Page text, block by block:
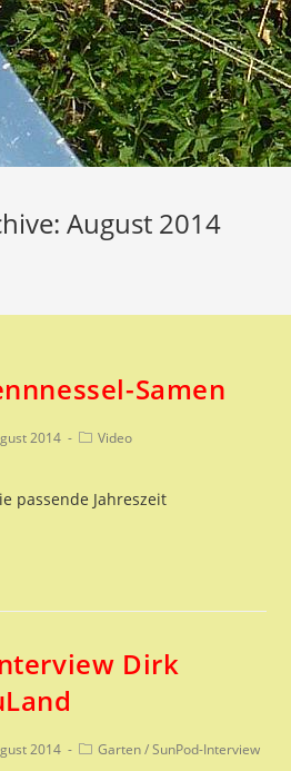
August 2014
Samen
2014
Beitrags-
Video
passende Jahreszeit
Dirk
2014
Beitrags-
Garten / SunPod-Interview